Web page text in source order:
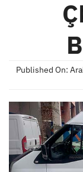
Published On: